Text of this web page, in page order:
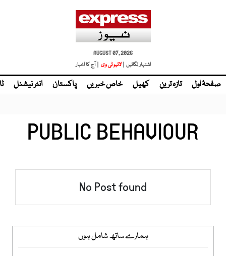
AUGUST 07, 2026
اشتہار لگائیں | لائیو ٹی وی | آج کا اخبار
صفحۂ اول تازہ ترین کھیل خاص خبریں پاکستان انٹر نیشنل
PUBLIC BEHAVIOUR
No Post found
ہمارے ساتھ شامل ہوں